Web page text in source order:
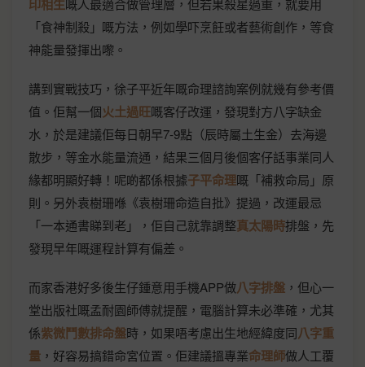
印相生嘅人最適合做管理層，但若果殺星過重，就要用
「食神制殺」嘅方法，例如學吓烹飪或者藝術創作，等食
神能量發揮出嚟。
講到實戰技巧，徐子平近年嘅命理諮詢案例就幾有參考價
值。佢幫一個火土過旺嘅客仔改運，發現對方八字缺金
水，於是建議佢每日朝早7-9點（辰時屬土生金）去海邊
散步，等金水能量流通，結果三個月後個客仔話事業同人
緣都明顯好轉！呢啲都係根據子平命理嘅「補救命局」原
則。另外袁樹珊喺《袁樹珊命造自批》提過，改運最忌
「一本通書睇到老」，佢自己就靠調整真太陽時排盤，先
發現早年嘅運程計算有偏差。
而家香港好多後生仔鍾意用手機APP做八字排盤 ，但心一
堂出版社嘅孟耐園師傅就提醒，電腦計算未必準確，尤其
係紫微鬥數排命盤時，如果唔考慮出生地經緯度同八字重
量 ，好容易搞錯命宮位置。佢建議搵專業命理師做人工覆